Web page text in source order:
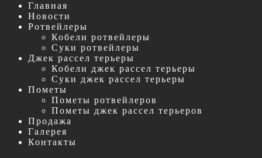
Главная
Новости
Ротвейлеры
Кобели ротвейлеры
Суки ротвейлеры
Джек рассел терьеры
Кобели джек рассел терьеры
Суки джек рассел терьеры
Пометы
Пометы ротвейлеров
Пометы джек рассел терьеров
Продажа
Галерея
Контакты